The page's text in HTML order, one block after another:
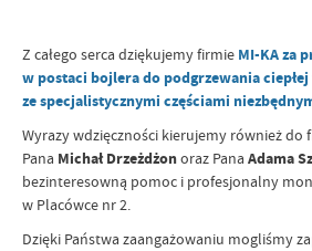
Z całego serca dziękujemy firmie MI-KAza
w postaci bojlera do podgrzewania
ze specjalistycznymi częściami
Wyrazy wdzięczności kierujemy również do
Pana Michał Drzeżdżonoraz Pana Adama
bezinteresowną pomoc i profesjonalny
w Placówce nr 2.
Dzięki Państwa zaangażowaniu mogliśmy